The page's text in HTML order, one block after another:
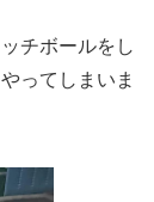
チボールをし
ってしまいま